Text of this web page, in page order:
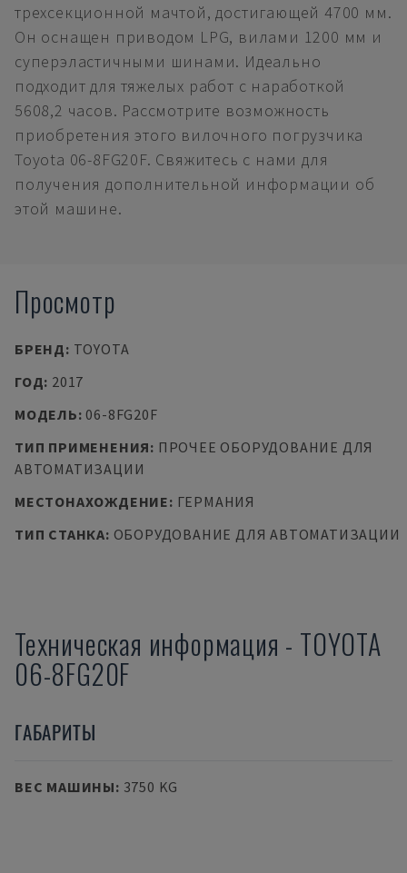
трехсекционной мачтой, достигающей 4700 мм.
Он оснащен приводом LPG, вилами 1200 мм и
суперэластичными шинами. Идеально
подходит для тяжелых работ с наработкой
5608,2 часов. Рассмотрите возможность
приобретения этого вилочного погрузчика
Toyota 06-8FG20F. Свяжитесь с нами для
получения дополнительной информации об
этой машине.
Просмотр
БРЕНД: TOYOTA
ГОД: 2017
МОДЕЛЬ: 06-8FG20F
ТИП ПРИМЕНЕНИЯ: ПРОЧЕЕ ОБОРУДОВАНИЕ ДЛЯ
АВТОМАТИЗАЦИИ
МЕСТОНАХОЖДЕНИЕ: ГЕРМАНИЯ
ТИП СТАНКА: ОБОРУДОВАНИЕ ДЛЯ АВТОМАТИЗАЦИИ
Техническая информация - TOYOTA
06-8FG20F
ГАБАРИТЫ
ВЕС МАШИНЫ: 3750 KG